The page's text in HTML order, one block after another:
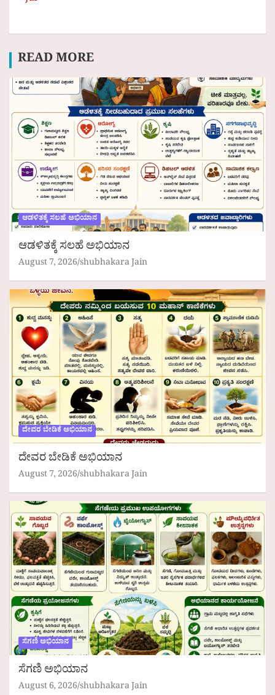
READ MORE
ಆಡಳಿತಕ್ಕೆ ಸಲಹೆ ಅಭಿಯಾನ
ಆಡಳಿತಕ್ಕೆ ಸಲಹೆ ಅಭಿಯಾನ
August 7, 2026 shubhakara Jain
ದೇವರ ಬೇಡಿಕೆ ಅಭಿಯಾನ
ದೇವರ ಬೇಡಿಕೆ ಅಭಿಯಾನ
August 7, 2026 shubhakara Jain
ಸೆಗಣಿ ಅಭಿಯಾನ
ಸೆಗಣಿ ಅಭಿಯಾನ
August 6, 2026 shubhakara Jain